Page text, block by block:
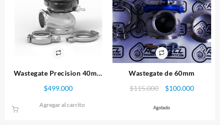
Wastegate Precision 40mm
$499.000
Agregar al carrito
Wastegate de 60mm
$115.000
El
original
$100.000El
Agotado